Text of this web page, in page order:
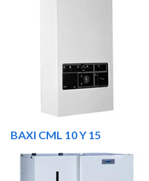
BAXI CML 10 Y 15